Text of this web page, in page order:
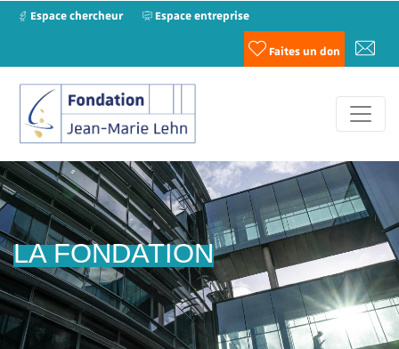
Espace chercheur Espace entreprise
Faites un don
LA FONDATION